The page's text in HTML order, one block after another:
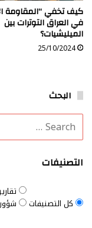
كيف تخفي “المقاومة
في العراق التوترات بين
الميليشيات؟
25/10/2024
البحث
التصنيفات
كل التصنيفات